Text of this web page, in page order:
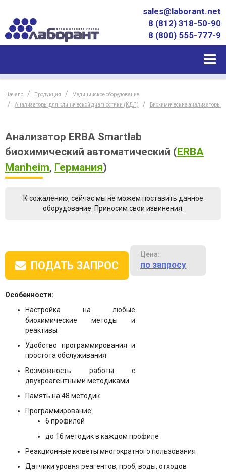
sales@laborant.net
8 (812) 318-50-90
8 (800) 555-777-9
Начало Продукция
Медицинское оборудование
Анализаторы для клинической диагностики (КДЛ)
Биохимические анализаторы
Анализатор ERBA Smartlab
биохимический автоматический (ERBA
Manheim, Германия)
К сожалению, сейчас мы не можем поставить данное
оборудование. Приносим свои извинения.
ПОДАТЬ ЗАПРОС
Цена:
по запросу
Особенности:
Настройка на любые
биохимические методы и
реактивы
Удобство программирования и
простота обслуживания
Возможность работы с
двухреагентными методиками
Память на 48 методик
Программирование:
6 профилей
до 16 методик в каждом профиле
Реакционные кюветы многократного пользования
Датчики уровня реагентов, проб, воды, отходов